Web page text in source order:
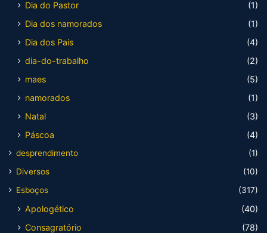
Dia do Pastor
(1)
Dia dos namorados
(1)
Dia dos Pais
(4)
dia-do-trabalho
(2)
maes
(5)
namorados
(1)
Natal
(3)
Páscoa
(4)
desprendimento
(1)
Diversos
(10)
Esboços
(317)
Apologético
(40)
Consagratório
(78)